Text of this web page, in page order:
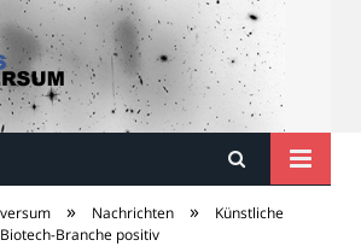
Universum
» Nachrichten »
Künstliche
Branche positiv